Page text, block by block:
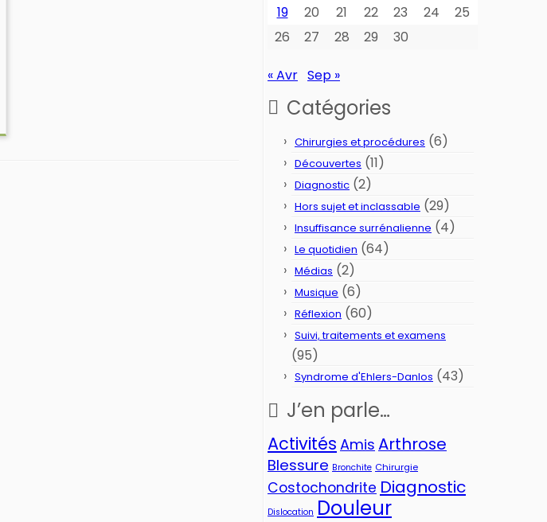
19
20 21 22 23 24
25
26
27 28 29 30
« Avr Sep »
Catégories
Chirurgies et procédures (6)
Découvertes (11)
Diagnostic (2)
Hors sujet et inclassable (29)
Insuffisance surrénalienne (4)
Le quotidien (64)
Médias (2)
Musique (6)
Réflexion (60)
Suivi, traitements et examens
(95)
Syndrome d'Ehlers-Danlos (43)
J’en parle…
Activités Amis Arthrose
Blessure Bronchite Chirurgie
Costochondrite Diagnostic
Dislocation Douleur